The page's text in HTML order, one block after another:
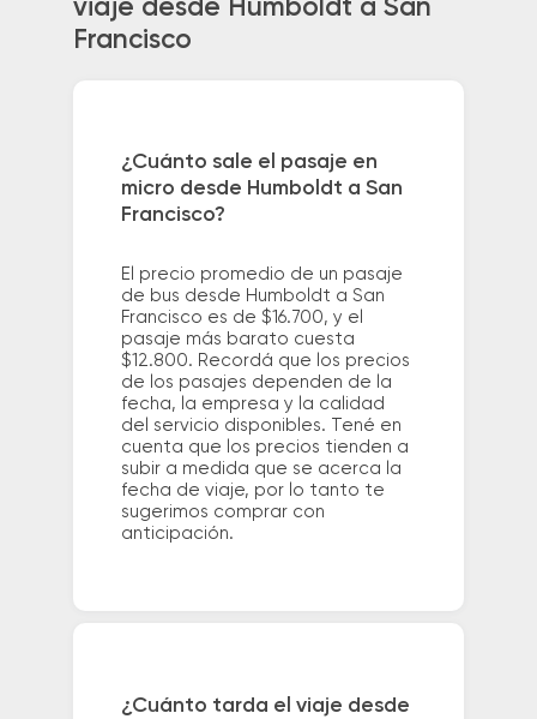
viaje desde Humboldt a San
Francisco
¿Cuánto sale el pasaje en
micro desde Humboldt a San
Francisco?
El precio promedio de un pasaje
de bus desde Humboldt a San
Francisco es de $16.700, y el
pasaje más barato cuesta
$12.800. Recordá que los precios
de los pasajes dependen de la
fecha, la empresa y la calidad
del servicio disponibles. Tené en
cuenta que los precios tienden a
subir a medida que se acerca la
fecha de viaje, por lo tanto te
sugerimos comprar con
anticipación.
¿Cuánto tarda el viaje desde